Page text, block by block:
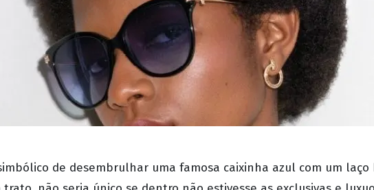
de desembrulhar uma famosa caixinha azul com um